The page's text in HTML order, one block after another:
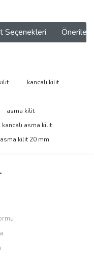
Seçenekleri
ve diğer
kancalı kilit
asma kilit
kancalı asma kilit
asma kilit 20 mm